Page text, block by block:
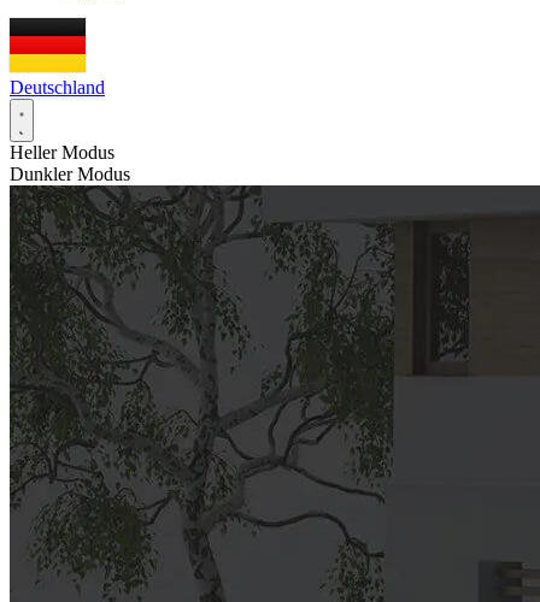
Deutschland
Heller Modus
Dunkler Modus